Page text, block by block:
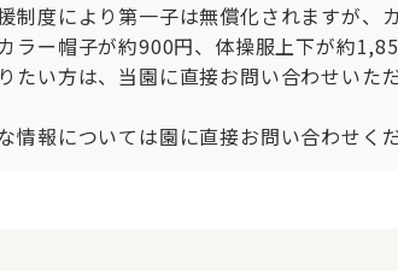
制度により第一子は無償化されますが、
ラー帽子が約900円、体操服上下が約
たい方は、当園に直接お問い合わせいた
情報については園に直接お問い合わせく